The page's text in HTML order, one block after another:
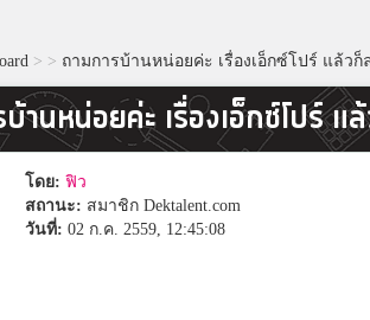
> > ถามการบ้านหน่อยค่ะ เรื่องเอ็กซ์โปร์ แล้วก็
านหน่อยค่ะ เรื่องเอ็กซ์โปร์
โดย: ฟิว
สถานะ: สมาชิก Dektalent.com
วันที่: 02 ก.ค. 2559, 12:45:08